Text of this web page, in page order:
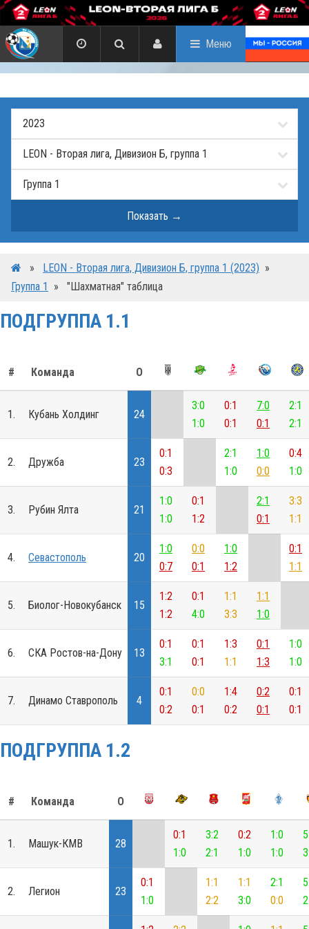
Меню
» LEON - Вторая лига, Дивизион Б, группа 1 (2023) »
Группа 1
» "Шахматная" таблица
ПОДГРУППА 1.1
# Команда О
1. Кубань Холдинг 24
3:0
1:0
0:1
0:1
7:0
0:1
2:1
2:1
2. Дружба 23
0:1
0:3
2:1
1:0
1:0
0:0
0:4
1:0
3. Рубин Ялта 21
1:0
1:0
0:1
1:2
2:1
0:1
3:3
1:1
4. Севастополь 20
1:0
0:7
0:0
0:1
1:0
1:2
0:1
1:1
5. Биолог-Новокубанск 15
1:2
1:2
0:1
4:0
1:1
3:3
1:1
1:0
6. СКА Ростов-на-Дону 13
0:1
3:1
0:1
0:1
1:3
1:1
0:1
1:3
1:0
1:0
7. Динамо Ставрополь 4
0:1
0:2
0:0
0:1
1:4
0:2
0:2
0:1
0:1
0:1
ПОДГРУППА 1.2
# Команда О
1. Машук-КМВ 28
0:1
1:0
3:2
2:1
0:2
1:0
1:0
1:0
2. Легион 23
0:1
1:0
1:1
2:2
1:1
3:0
2:1
0:0